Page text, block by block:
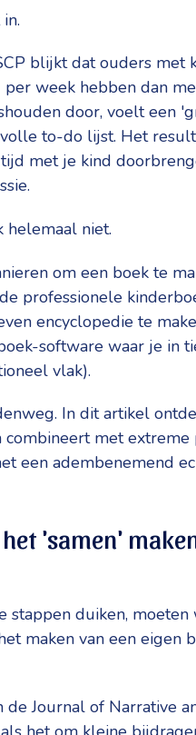
blijkt dat ouders
week hebben dan
door, voelt een
to-do lijst. Het
met je kind
helemaal niet.
om een boek te
professionele
encyclopedie te
software waar je in
vlak).
In dit artikel
met extreme
een adembenemend
het 'samen'
stappen duiken,
maken van een eigen
Journal of Narrative